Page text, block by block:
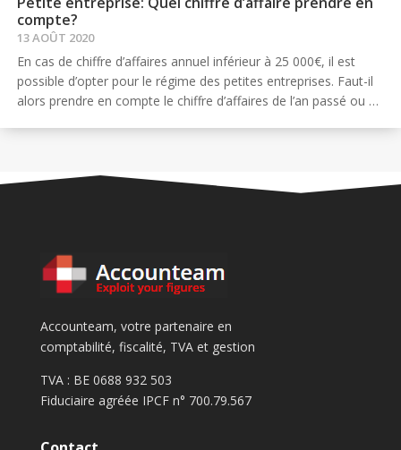
compte?
13 AOÛT 2020
En cas de chiffre d’affaires annuel inférieur à 25 000€, il est
possible d’opter pour le régime des petites entreprises. Faut-il
alors prendre en compte le chiffre d’affaires de l’an passé ou …
Accounteam, votre partenaire en
comptabilité, fiscalité, TVA et gestion
TVA : BE 0688 932 503
Fiduciaire agréée IPCF n° 700.79.567